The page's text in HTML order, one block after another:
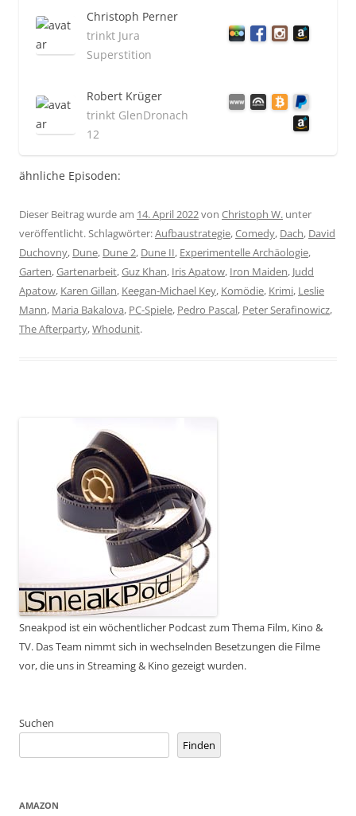
Christoph Perner
trinkt Jura
Superstition
Robert Krüger
trinkt GlenDronach
12
ähnliche Episoden:
Dieser Beitrag wurde am 14. April 2022von Christoph W. unter
veröffentlicht. Schlagwörter:Aufbaustrategie,Comedy, Dach, David
Duchovny, Dune, Dune 2, Dune II, Experimentelle Archäologie,
Garten,Gartenarbeit,Guz Khan, Iris Apatow, Iron Maiden, Judd
Apatow, Karen Gillan, Keegan-Michael Key, Komödie, Krimi, Leslie
Mann, Maria Bakalova, PC-Spiele, Pedro Pascal, Peter Serafinowicz,
The Afterparty,Whodunit.
Sneakpod ist ein wöchentlicher Podcast zum Thema Film, Kino &
TV. Das Team nimmt sich in wechselnden Besetzungen die Filme
vor, die uns in Streaming & Kino gezeigt wurden.
Suchen
Finden
AMAZON